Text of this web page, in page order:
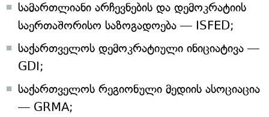
სამართლიანი არჩევნების და დემოკრატიის
საერთაშორისო საზოგადოება — ISFED;
საქართველოს დემოკრატიული ინიციატივა —
GDI;
საქართველოს რეგიონული მედიის ასოციაცია
— GRMA;